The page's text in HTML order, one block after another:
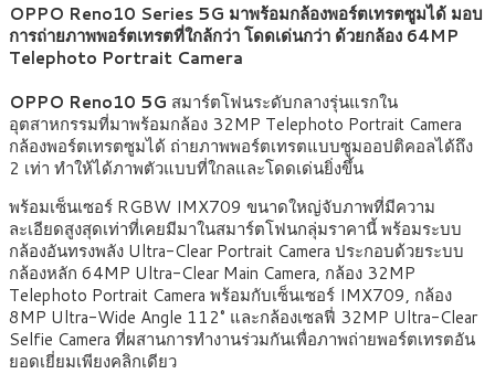
OPPO Reno10 Series 5G มาพร้อมกล้องพอร์ตเทรตซูมได้ มอบ
การถ่ายภาพพอร์ตเทรตที่ใกล้กว่า โดดเด่นกว่า ด้วยกล้อง 64MP
Telephoto Portrait Camera
OPPO Reno10 5G สมาร์ตโฟนระดับกลางรุ่นแรกใน
อุตสาหกรรมที่มาพร้อมกล้อง 32MP Telephoto Portrait Camera
กล้องพอร์ตเทรตซูมได้ ถ่ายภาพพอร์ตเทรตแบบซูมออปติคอลได้ถึง
2 เท่า ทำให้ได้ภาพตัวแบบที่ใกลและโดดเด่นยิ่งขึ้น
พร้อมเซ็นเซอร์ RGBW IMX709 ขนาดใหญ่จับภาพที่มีความ
ละเอียดสูงสุดเท่าที่เคยมีมาในสมาร์ตโฟนกลุ่มราคานี้ พร้อมระบบ
กล้องอันทรงพลัง Ultra-Clear Portrait Camera ประกอบด้วยระบบ
กล้องหลัก 64MP Ultra-Clear Main Camera, กล้อง 32MP
Telephoto Portrait Camera พร้อมกับเซ็นเซอร์ IMX709, กล้อง
8MP Ultra-Wide Angle 112° และกล้องเซลฟี่ 32MP Ultra-Clear
Selfie Camera ที่ผสานการทำงานร่วมกันเพื่อภาพถ่ายพอร์ตเทรตอัน
ยอดเยี่ยมเพียงคลิกเดียว